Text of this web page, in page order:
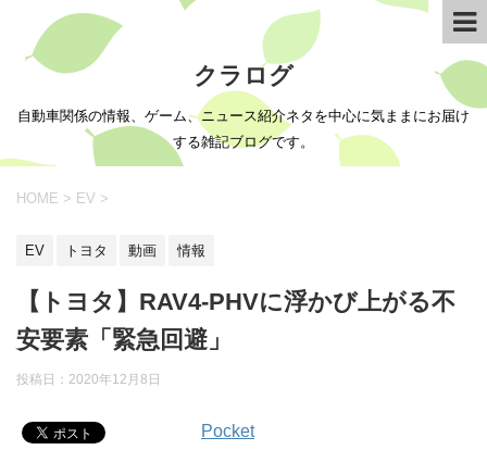
クラログ
自動車関係の情報、ゲーム、ニュース紹介ネタを中心に気ままにお届け
する雑記ブログです。
HOME > EV >
EV トヨタ 動画 情報
【トヨタ】RAV4-PHVに浮かび上がる不
安要素「緊急回避」
投稿日： 2020年12月8日
Pocket